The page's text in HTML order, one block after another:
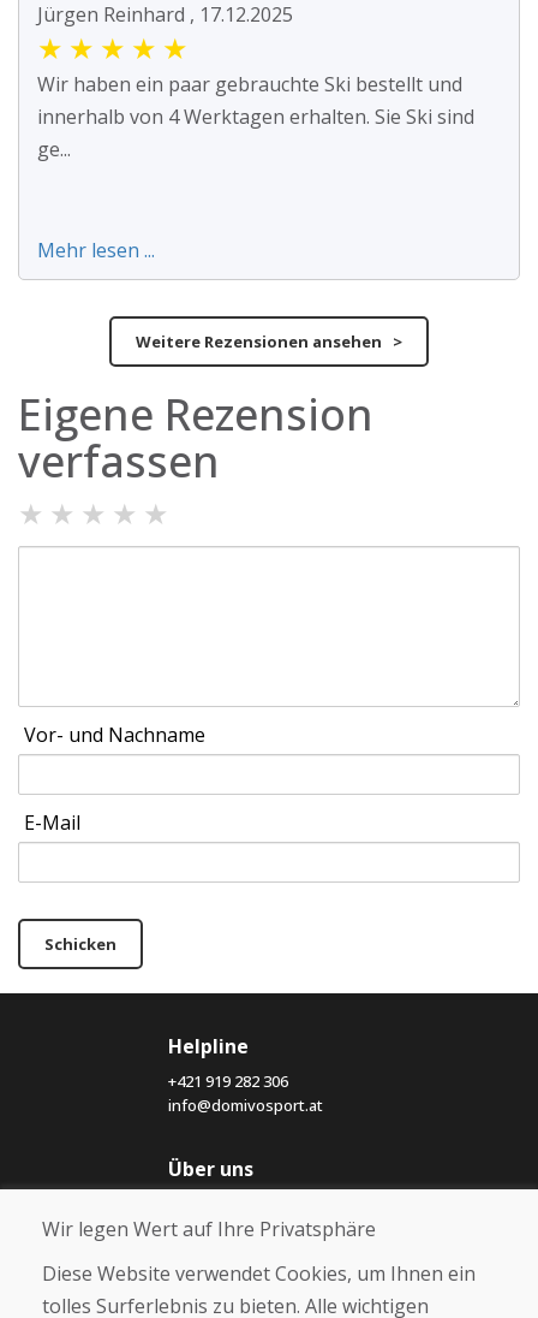
Jürgen Reinhard , 17.12.2025
★ ★ ★ ★ ★
Wir haben ein paar gebrauchte Ski bestellt und
innerhalb von 4 Werktagen erhalten. Sie Ski sind
ge...
Mehr lesen ...
Weitere Rezensionen ansehen >
Eigene Rezension
verfassen
★ ★ ★ ★ ★
Vor- und Nachname
E-Mail
Schicken
Helpline
+421 919 282 306
info@domivosport.at
Über uns
Über uns
Kontakt
Wir legen Wert auf Ihre Privatsphäre
Diese Website verwendet Cookies, um Ihnen ein
tolles Surferlebnis zu bieten. Alle wichtigen